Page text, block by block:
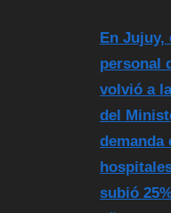
En Jujuy,
personal
volvió a
del
demanda
subió